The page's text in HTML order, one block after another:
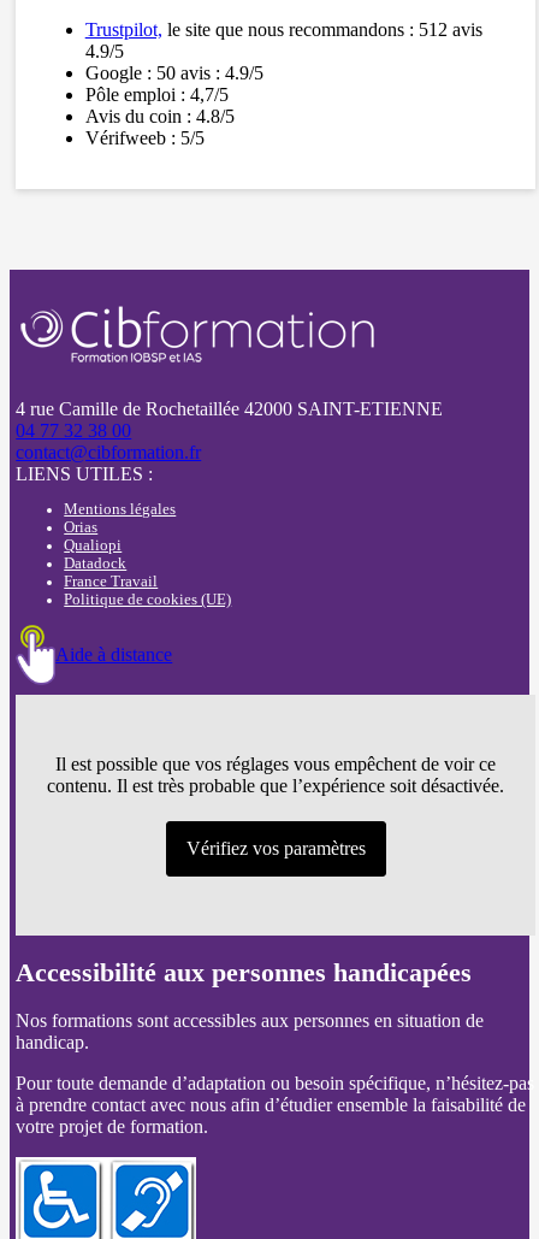
Trustpilot, le site que nous recommandons : 512 avis
4.9/5
Google : 50 avis : 4.9/5
Pôle emploi : 4,7/5
Avis du coin : 4.8/5
Vérifweeb : 5/5
4 rue Camille de Rochetaillée 42000 SAINT-ETIENNE
04 77 32 38 00
contact@cibformation.fr
LIENS UTILES :
Mentions légales
Orias
Qualiopi
Datadock
France Travail
Politique de cookies (UE)
Aide à distance
Il est possible que vos réglages vous empêchent de voir ce
contenu. Il est très probable que l’expérience soit désactivée.
Vérifiez vos paramètres
Accessibilité aux personnes handicapées
Nos formations sont accessibles aux personnes en situation de
handicap.
Pour toute demande d’adaptation ou besoin spécifique, n’hésitez-pas
à prendre contact avec nous afin d’étudier ensemble la faisabilité de
votre projet de formation.